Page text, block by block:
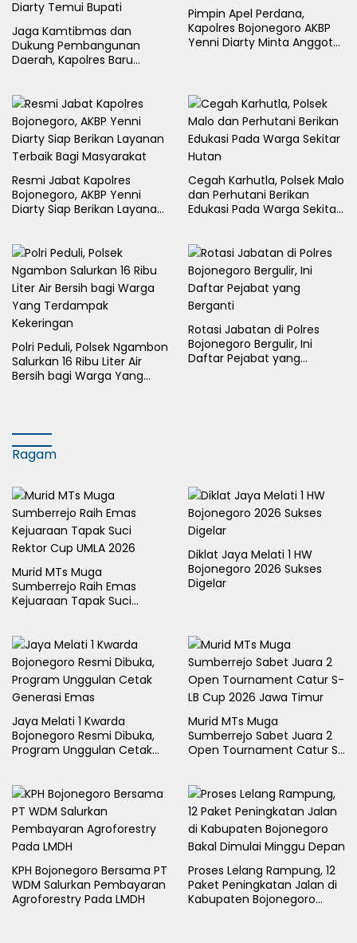
Jaga Kamtibmas dan
Dukung Pembangunan
Daerah, Kapolres Baru
Pimpin Apel Perdana,
Kapolres Bojonegoro AKBP
Yenni Diarty Minta Anggota
Resmi Jabat Kapolres
Bojonegoro, AKBP Yenni
Diarty Siap Berikan Layanan
Cegah Karhutla, Polsek Malo
dan Perhutani Berikan
Edukasi Pada Warga Sekitar
Polri Peduli, Polsek Ngambon
Salurkan 16 Ribu Liter Air
Bersih bagi Warga Yang
Rotasi Jabatan di Polres
Bojonegoro Bergulir, Ini
Daftar Pejabat yang
Ragam
Murid MTs Muga
Sumberrejo Raih Emas
Kejuaraan Tapak Suci
Diklat Jaya Melati 1 HW
Bojonegoro 2026 Sukses
Digelar
Jaya Melati 1 Kwarda
Bojonegoro Resmi Dibuka,
Program Unggulan Cetak
Murid MTs Muga
Sumberrejo Sabet Juara 2
Open Tournament Catur S-
KPH Bojonegoro Bersama PT
WDM Salurkan Pembayaran
Agroforestry Pada LMDH
Proses Lelang Rampung, 12
Paket Peningkatan Jalan di
Kabupaten Bojonegoro